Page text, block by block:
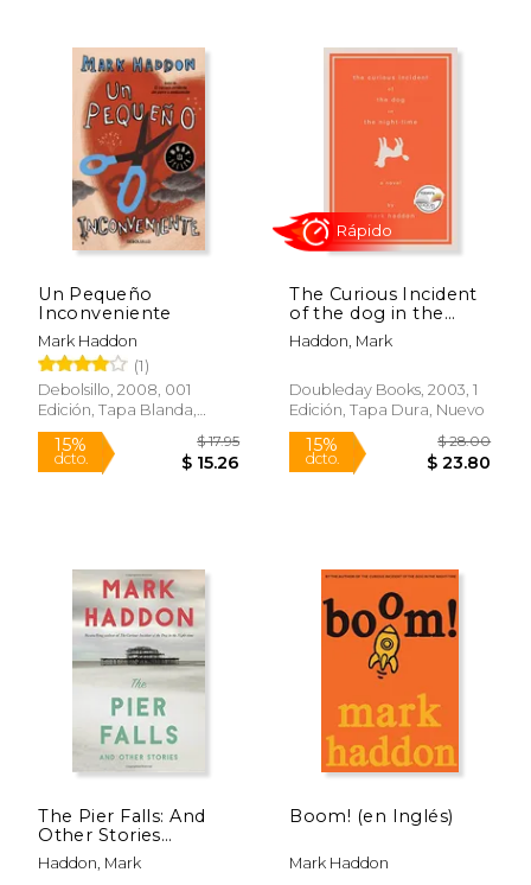
15%
dcto. $ 13.60
15%
dcto.
Un Pequeño
Inconveniente
Mark Haddon
(1)
Debolsillo, 2008, 001
Edición, Tapa Blanda,
Nuevo
The Curious Incident
of the dog in the
Night-Time (en
Inglés)
Haddon, Mark
Doubleday Books, 2003, 1
Edición, Tapa Dura, Nuevo
15%
dcto.
The Pier Falls: And
Other Stories
(Vintage
Contemporaries) (en
Haddon, Mark
Boom! (en Inglés)
Mark Haddon